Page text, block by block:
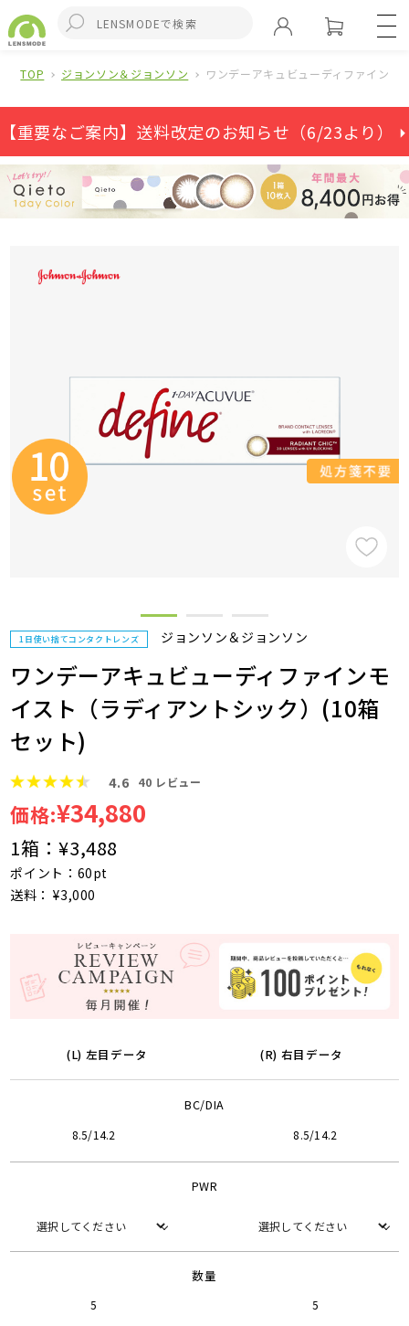
TOP ジョンソン＆ジョンソン ワンデーアキュビューディファイン
【重要なご案内】送料改定のお知らせ（6/23より） ⏵
1日使い捨てコンタクトレンズ ジョンソン＆ジョンソン
ワンデーアキュビューディファインモ
イスト（ラディアントシック）(10箱
セット)
4.6 40 レビュー
価格:¥34,880
1箱：¥3,488
ポイント：60pt
送料： ¥3,000
(L) 左目データ (R) 右目データ
BC/DIA
8.5/14.2 8.5/14.2
PWR
数量
5 5